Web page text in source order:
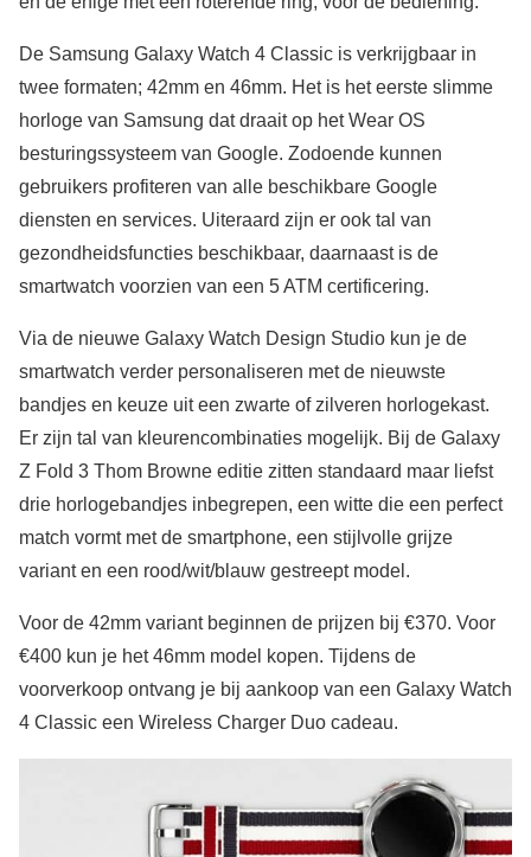
De Samsung Galaxy Watch 4 Classic is verkrijgbaar in
twee formaten; 42mm en 46mm. Het is het eerste slimme
horloge van Samsung dat draait op het Wear OS
besturingssysteem van Google. Zodoende kunnen
gebruikers profiteren van alle beschikbare Google
diensten en services. Uiteraard zijn er ook tal van
gezondheidsfuncties beschikbaar, daarnaast is de
smartwatch voorzien van een 5 ATM certificering.
Via de nieuwe Galaxy Watch Design Studio kun je de
smartwatch verder personaliseren met de nieuwste
bandjes en keuze uit een zwarte of zilveren horlogekast.
Er zijn tal van kleurencombinaties mogelijk. Bij de Galaxy
Z Fold 3 Thom Browne editie zitten standaard maar liefst
drie horlogebandjes inbegrepen, een witte die een perfect
match vormt met de smartphone, een stijlvolle grijze
variant en een rood/wit/blauw gestreept model.
Voor de 42mm variant beginnen de prijzen bij €370. Voor
€400 kun je het 46mm model kopen. Tijdens de
voorverkoop ontvang je bij aankoop van een Galaxy Watch
4 Classic een Wireless Charger Duo cadeau.